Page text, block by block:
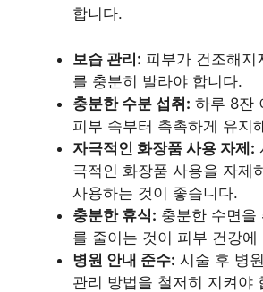
합니다.
보습 관리: 피부가 건조해지
를 충분히 발라야 합니다.
충분한 수분 섭취: 하루 8잔
피부 속부터 촉촉하게 유지
자극적인 화장품 사용 자제:
극적인 화장품 사용을 자제
사용하는 것이 좋습니다.
충분한 휴식: 충분한 수면을
를 줄이는 것이 피부 건강에
병원 안내 준수: 시술 후 병
관리 방법을 철저히 지켜야